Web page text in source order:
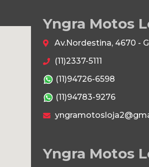
Yngra Motos
Av.Nordestina, 4670 -
(11)2337-5111
(11)94726-6598
(11)94783-9276
Yngra Motos